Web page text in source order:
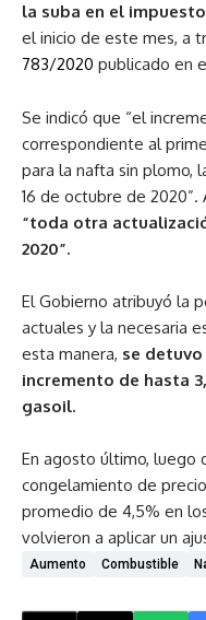
la suba en el
el inicio de este mes, a
783/2020 publicado en
Se indicó que “el
correspondiente al
para la nafta sin plomo,
16 de octubre de 2020”.
“toda otra
2020”.
El Gobierno atribuyó la
actuales y la necesaria
esta manera, se
incremento de hasta
gasoil.
En agosto último, luego
congelamiento de
promedio de 4,5% en
volvieron a aplicar un
Aumento Combustible